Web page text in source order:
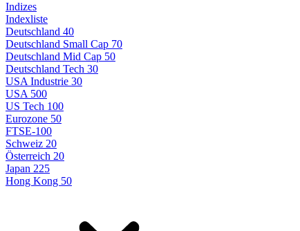
Indizes
Indexliste
Deutschland 40
Deutschland Small Cap 70
Deutschland Mid Cap 50
Deutschland Tech 30
USA Industrie 30
USA 500
US Tech 100
Eurozone 50
FTSE-100
Schweiz 20
Österreich 20
Japan 225
Hong Kong 50